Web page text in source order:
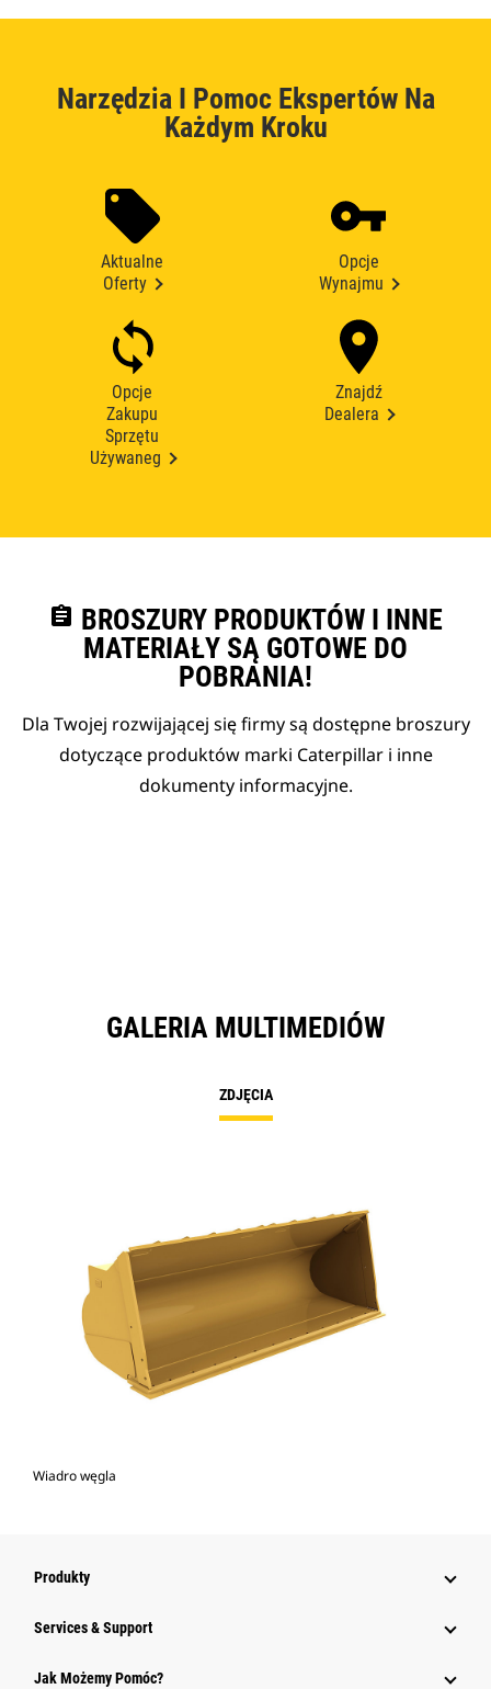
Narzędzia I Pomoc Ekspertów Na
Każdym Kroku
Aktualne
Oferty
Opcje
Wynajmu
Opcje
Zakupu
Sprzętu
Używaneg
Znajdź
Dealera
assignment BROSZURY PRODUKTÓW I INNE
MATERIAŁY SĄ GOTOWE DO
POBRANIA!
Dla Twojej rozwijającej się firmy są dostępne broszury
dotyczące produktów marki Caterpillar i inne
dokumenty informacyjne.
GALERIA MULTIMEDIÓW
ZDJĘCIA
Wiadro węgla
Produkty
Services & Support
Jak Możemy Pomóc?